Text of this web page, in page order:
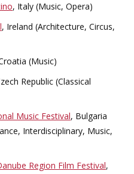
, Italy (Music, Opera)
, Ireland (Architecture, Circus,
(Music)
Republic (Classical
Music Festival, Bulgaria
Interdisciplinary, Music,
Region Film Festival,